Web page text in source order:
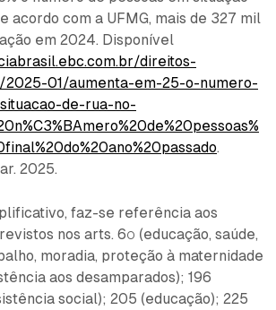
acordo com a UFMG, mais de 327 mil
em 2024. Disponível
direitos-
2025-01/aumenta-em-25-o-numero-
de-rua-no-
.
2025.
faz-se referência aos
nos arts. 6º (educação, saúde,
moradia, proteção à maternidade
aos desamparados); 196
social); 205 (educação); 225